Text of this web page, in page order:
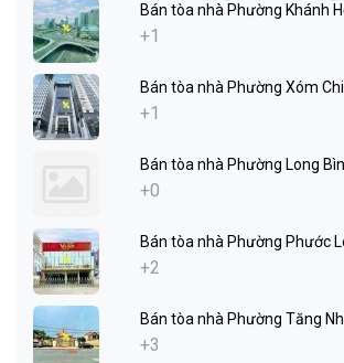
Bán tòa nhà Phường Khánh
+1
Bán tòa nhà Phường Xóm
+1
Bán tòa nhà Phường Long
+0
Bán tòa nhà Phường Phước
+2
Bán tòa nhà Phường Tăng
+3